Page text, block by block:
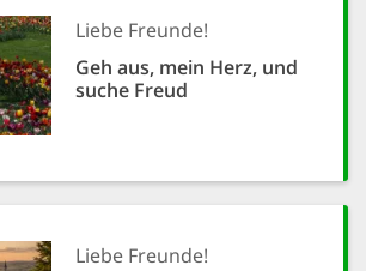
Liebe Freunde!
Geh aus, mein Herz, und
suche Freud
Liebe Freunde!